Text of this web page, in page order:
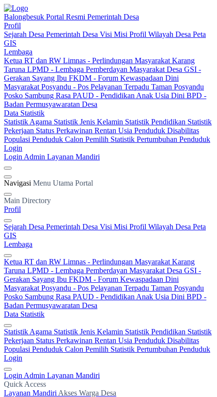
Balongbesuk Portal Resmi Pemerintah Desa
Profil
Sejarah Desa Pemerintah Desa Visi Misi Profil Wilayah Desa Peta
GIS
Lembaga
Ketua RT dan RW Limnas - Perlindungan Masyarakat Karang
Taruna LPMD - Lembaga Pemberdayan Masyarakat Desa GSI -
Gerakan Sayang Ibu FKDM - Forum Kewaspadaan Dini
Masyarakat Posyandu - Pos Pelayanan Terpadu Taman Posyandu
Posko Sambung Rasa PAUD - Pendidikan Anak Usia Dini BPD -
Badan Permusyawaratan Desa
Data Statistik
Statistik Agama Statistik Jenis Kelamin Statistik Pendidikan Statistik
Pekerjaan Status Perkawinan Rentan Usia Penduduk Disabilitas
Populasi Penduduk Calon Pemilih Statistik Pertumbuhan Penduduk
Login
Login Admin Layanan Mandiri
Navigasi Menu Utama Portal
Main Directory
Profil
Sejarah Desa Pemerintah Desa Visi Misi Profil Wilayah Desa Peta
GIS
Lembaga
Ketua RT dan RW Limnas - Perlindungan Masyarakat Karang
Taruna LPMD - Lembaga Pemberdayan Masyarakat Desa GSI -
Gerakan Sayang Ibu FKDM - Forum Kewaspadaan Dini
Masyarakat Posyandu - Pos Pelayanan Terpadu Taman Posyandu
Posko Sambung Rasa PAUD - Pendidikan Anak Usia Dini BPD -
Badan Permusyawaratan Desa
Data Statistik
Statistik Agama Statistik Jenis Kelamin Statistik Pendidikan Statistik
Pekerjaan Status Perkawinan Rentan Usia Penduduk Disabilitas
Populasi Penduduk Calon Pemilih Statistik Pertumbuhan Penduduk
Login
Login Admin Layanan Mandiri
Quick Access
Layanan Mandiri Akses Warga Desa